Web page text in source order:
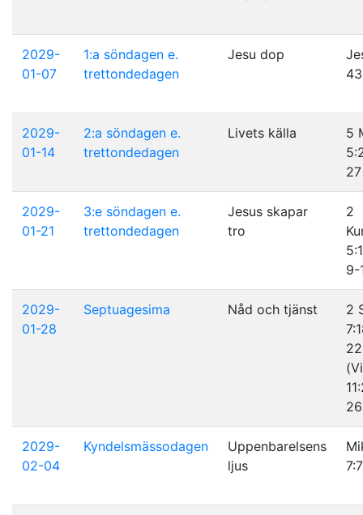
2029-
01-07
1:a söndagen e.
trettondedagen
Jesu dop
2029-
01-14
2:a söndagen e.
trettondedagen
Livets källa
5
27
2029-
01-21
3:e söndagen e.
trettondedagen
Jesus skapar
tro
2
9-
2029-
01-28
Septuagesima Nåd och tjänst
2
22
2029-
02-04
Kyndelsmässodagen
Uppenbarelsens
ljus